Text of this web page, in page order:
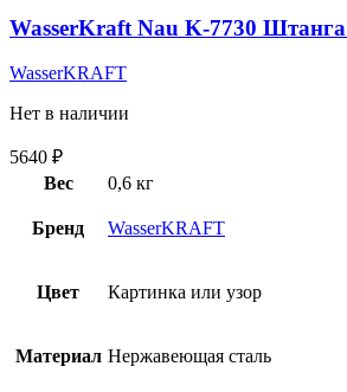
WasserKraft Nau K-7730 Штанга
WasserKRAFT
Нет в наличии
5640 ₽
Вес
0,6 кг
Бренд WasserKRAFT
Цвет Картинка или узор
Материал Нержавеющая сталь